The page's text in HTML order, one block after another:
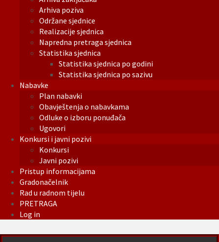
Arhiva poziva
Održane sjednice
Realizacije sjednica
Napredna pretraga sjednica
Statistika sjednica
Statistika sjednica po godini
Statistika sjednica po sazivu
Nabavke
Plan nabavki
Obavještenja o nabavkama
Odluke o izboru ponuđača
Ugovori
Konkursi i javni pozivi
Konkursi
Javni pozivi
Pristup informacijama
Gradonačelnik
Rad u radnom tijelu
PRETRAGA
Log in